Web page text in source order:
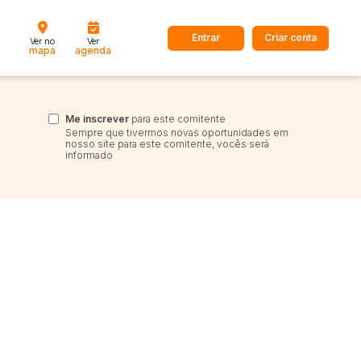
até R$
Ver no
mapa
Ver
agenda
Entrar Criar conta
Me inscrever para este comitente
Sempre que tivermos novas oportunidades em
nosso site para este comitente, vocês será
informado